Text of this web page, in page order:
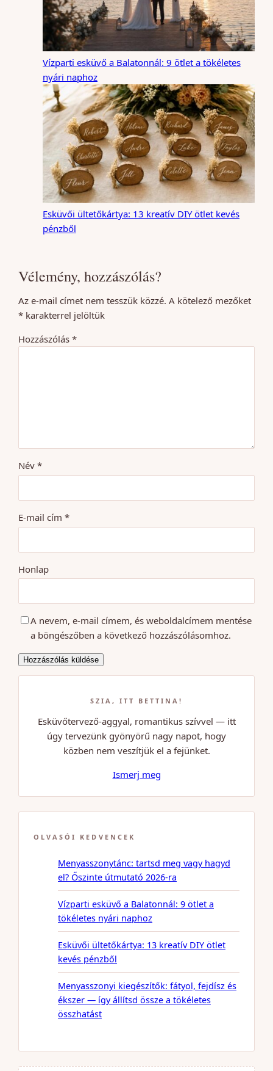
Vízparti esküvő a Balatonnál: 9 ötlet a tökéletes
nyári naphoz
Esküvői ültetőkártya: 13 kreatív DIY ötlet kevés
pénzből
Vélemény, hozzászólás?
Az e-mail címet nem tesszük közzé. A kötelező mezőket
* karakterrel jelöltük
Hozzászólás *
Név *
E-mail cím *
Honlap
A nevem, e-mail címem, és weboldalcímem mentése
a böngészőben a következő hozzászólásomhoz.
SZIA, ITT BETTINA!
Esküvőtervező-aggyal, romantikus szívvel — itt
úgy tervezünk gyönyörű nagy napot, hogy
közben nem veszítjük el a fejünket.
Ismerj meg
OLVASÓI KEDVENCEK
Menyasszonytánc: tartsd meg vagy hagyd
el? Őszinte útmutató 2026-ra
Vízparti esküvő a Balatonnál: 9 ötlet a
tökéletes nyári naphoz
Esküvői ültetőkártya: 13 kreatív DIY ötlet
kevés pénzből
Menyasszonyi kiegészítők: fátyol, fejdísz és
ékszer — így állítsd össze a tökéletes
összhatást